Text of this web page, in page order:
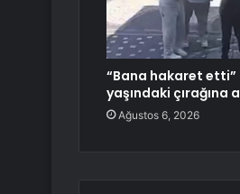
“Bana hakaret etti”
yaşındaki çırağına
Ağustos 6, 2026